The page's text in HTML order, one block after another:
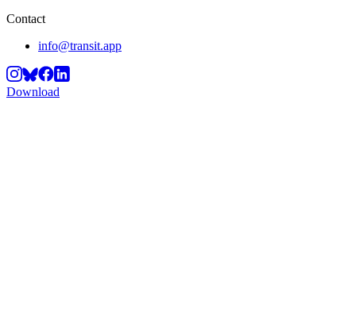
Contact
info@transit.app
Download